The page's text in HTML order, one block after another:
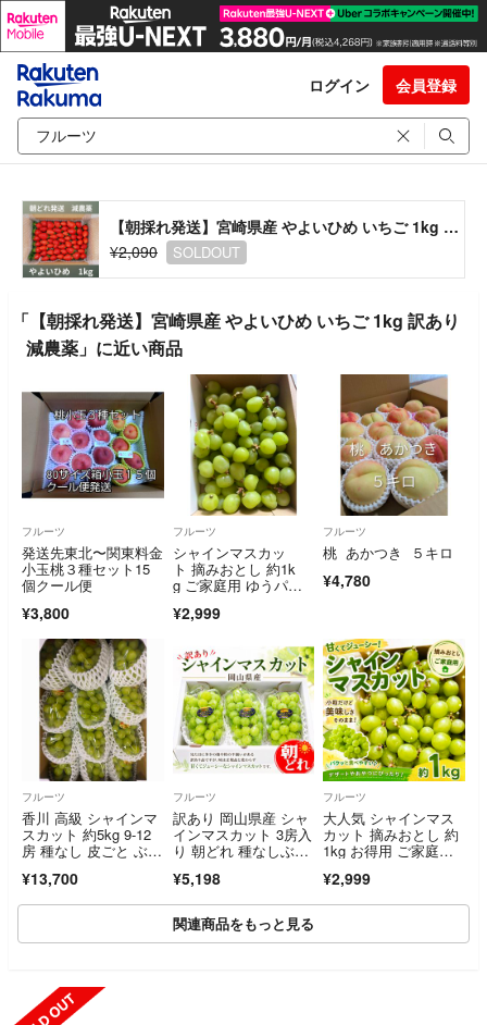
ログイン 会員登録
【朝採れ発送】宮崎県産 やよいひめ いちご 1kg 訳あり 減農薬
¥2,090
SOLDOUT
「【朝採れ発送】宮崎県産 やよいひめ いちご 1kg 訳あり
減農薬」に近い商品
フルーツ
発送先東北〜関東料金
小玉桃３種セット15
個クール便
¥3,800
フルーツ
シャインマスカッ
ト 摘みおとし 約1k
g ご家庭用 ゆうパケ
¥2,999
フルーツ
桃 あかつき ５キロ
¥4,780
フルーツ
香川 高級 シャインマ
スカット 約5kg 9-12
房 種なし 皮ごと ぶど
¥13,700
フルーツ
訳あり 岡山県産 シャ
インマスカット 3房入
り 朝どれ 種なしぶど
¥5,198
フルーツ
大人気 シャインマス
カット 摘みおとし 約
1kg お得用 ご家庭
¥2,999
関連商品をもっと見る